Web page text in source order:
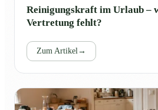
Reinigungskraft im Urlaub –
Vertretung fehlt?
Zum Artikel →